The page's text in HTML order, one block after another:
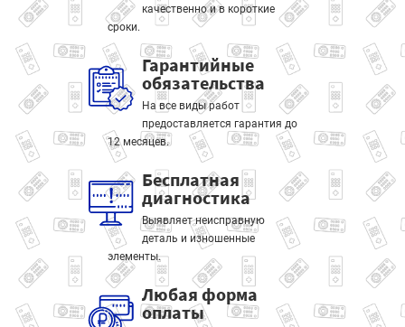
качественно и в короткие
сроки.
Гарантийные
обязательства
На все виды работ
предоставляется гарантия до
12 месяцев.
Бесплатная
диагностика
Выявляет неисправную
деталь и изношенные
элементы.
Любая форма
оплаты